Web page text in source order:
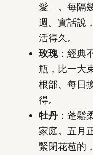
愛」。每隔
週。實話說
活得久。
玫瑰：經典
瓶，比一大
根部、每日
得。
牡丹 ：蓬鬆
家庭。五月
緊閉花苞的